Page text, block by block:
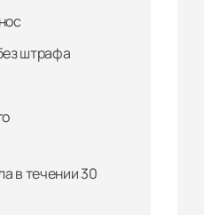
штрафа
в течении 30